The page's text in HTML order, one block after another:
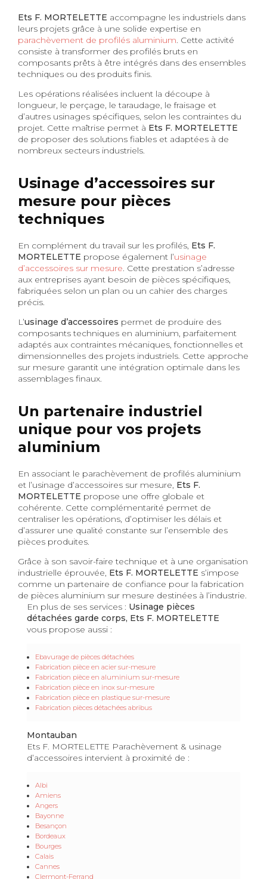
Ets F. MORTELETTE accompagne les industriels dans
leurs projets grâce à une solide expertise en
parachèvement de profilés aluminium. Cette activité
consiste à transformer des profilés bruts en
composants prêts à être intégrés dans des ensembles
techniques ou des produits finis.
Les opérations réalisées incluent la découpe à
longueur, le perçage, le taraudage, le fraisage et
d’autres usinages spécifiques, selon les contraintes du
projet. Cette maîtrise permet à Ets F. MORTELETTE
de proposer des solutions fiables et adaptées à de
nombreux secteurs industriels.
Usinage d’accessoires sur
mesure pour pièces
techniques
En complément du travail sur les profilés, Ets F.
MORTELETTE propose également l’usinage
d’accessoires sur mesure. Cette prestation s’adresse
aux entreprises ayant besoin de pièces spécifiques,
fabriquées selon un plan ou un cahier des charges
précis.
L’usinage d’accessoires permet de produire des
composants techniques en aluminium, parfaitement
adaptés aux contraintes mécaniques, fonctionnelles et
dimensionnelles des projets industriels. Cette approche
sur mesure garantit une intégration optimale dans les
assemblages finaux.
Un partenaire industriel
unique pour vos projets
aluminium
En associant le parachèvement de profilés aluminium
et l’usinage d’accessoires sur mesure, Ets F.
MORTELETTE propose une offre globale et
cohérente. Cette complémentarité permet de
centraliser les opérations, d’optimiser les délais et
d’assurer une qualité constante sur l’ensemble des
pièces produites.
Grâce à son savoir-faire technique et à une organisation
industrielle éprouvée, Ets F. MORTELETTE s’impose
comme un partenaire de confiance pour la fabrication
de pièces aluminium sur mesure destinées à l’industrie.
En plus de ses services : Usinage pièces
détachées garde corps, Ets F. MORTELETTE
vous propose aussi :
Ebavurage de pièces détachées
Fabrication pièce en acier sur-mesure
Fabrication pièce en aluminium sur-mesure
Fabrication pièce en inox sur-mesure
Fabrication pièce en plastique sur-mesure
Fabrication pièces détachées abribus
Montauban
Ets F. MORTELETTE Parachèvement & usinage
d’accessoires intervient à proximité de :
Albi
Amiens
Angers
Bayonne
Besançon
Bordeaux
Bourges
Calais
Cannes
Clermont-Ferrand